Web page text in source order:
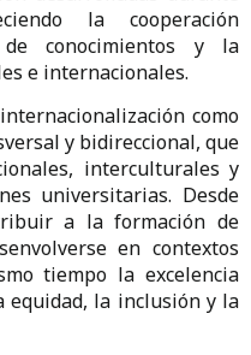
la cooperación
conocimientos y la
e internacionales.
como
y bidireccional, que
interculturales y
universitarias. Desde
a la formación de
en contextos
tiempo la excelencia
equidad, la inclusión y la